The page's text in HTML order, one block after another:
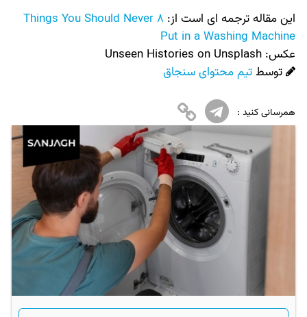
این مقاله ترجمه ای است از:
8 Things You Should Never
Put in a Washing Machine
عکس:‌ Unseen Histories on Unsplash
توسطتیم محتوای سنجاق
همرسانی کنید :